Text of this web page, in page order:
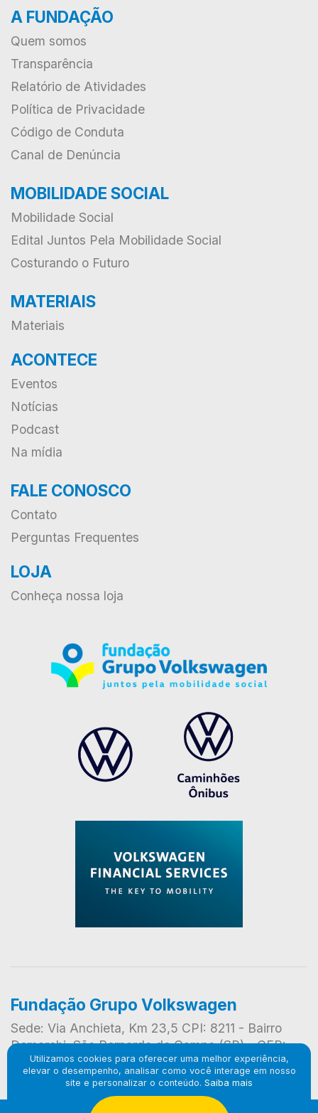
A FUNDAÇÃO
Quem somos
Transparência
Relatório de Atividades
Política de Privacidade
Código de Conduta
Canal de Denúncia
MOBILIDADE SOCIAL
Mobilidade Social
Edital Juntos Pela Mobilidade Social
Costurando o Futuro
MATERIAIS
Materiais
ACONTECE
Eventos
Notícias
Podcast
Na mídia
FALE CONOSCO
Contato
Perguntas Frequentes
LOJA
Conheça nossa loja
Fundação Grupo Volkswagen
Sede: Via Anchieta, Km 23,5 CPI: 8211 - Bairro
Demarchi, São Bernardo do Campo (SP) - CEP:
09823-901
Utilizamos cookies para oferecer uma melhor experiência,
elevar o desempenho, analisar como você interage em nosso
site e personalizar o conteúdo. Saiba mais